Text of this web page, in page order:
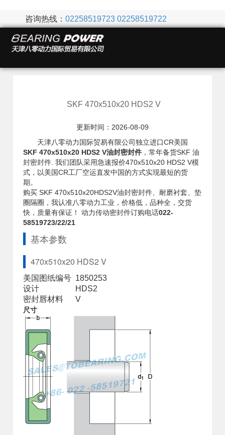
咨询热线： 02258519723 02258519722
SKF 470x510x20 HDS2 V
更新时间：2026-08-09
天津八零动力国际贸易有限公司独立进口CR美国
SKF 470x510x20 HDS2 V油封密封件 ，常年备货SKF 油
封密封件. 我们团队采用急速报价470x510x20 HDS2 V模
式，以美国CR工厂空运直发中国的方式实现最短的货
期。
购买 SKF 470x510x20HDS2V油封密封件、耐磨衬套、垫
圈隔圈，我认准八零动力工业，价格低，品种全，交货
快，质量有保证！ 动力传动密封件订购电话022-
58519723/22/21
基本参数
470x510x20 HDS2 V
美国图纸编号 1850253
设计
HDS2
密封唇材料
V
尺寸